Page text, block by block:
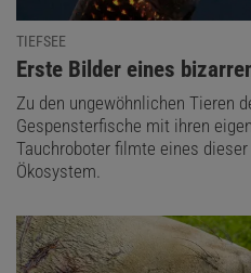
TIEFSEE
:
Erste Bilder eines
Zu den ungewöhnlichen Tieren
Gespensterfische mit ihren
Tauchroboter filmte eines
Ökosystem.